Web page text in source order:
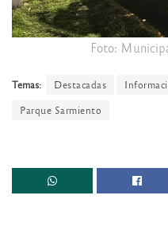
Foto:
Temas: Destacadas
Parque Sarmiento